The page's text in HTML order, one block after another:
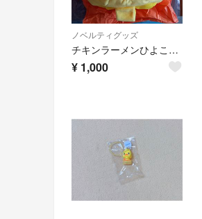
ノベルティグッズ
チキンラーメンひよこあにきティッシュカバー
¥ 1,000